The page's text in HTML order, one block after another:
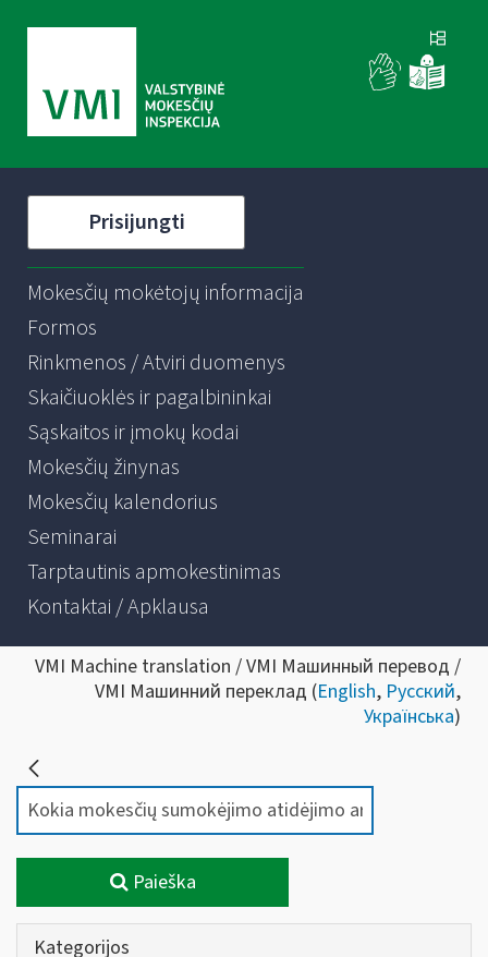
Prisijungti
Mokesčių mokėtojų informacija
Formos
Rinkmenos / Atviri duomenys
Skaičiuoklės ir pagalbininkai
Sąskaitos ir įmokų kodai
Mokesčių žinynas
Mokesčių kalendorius
Seminarai
Tarptautinis apmokestinimas
Kontaktai / Apklausa
VMI Machine translation / VMI Машинный перевод /
VMI Машинний переклад (English, Русский,
Українська)
Paieška
Kategorijos